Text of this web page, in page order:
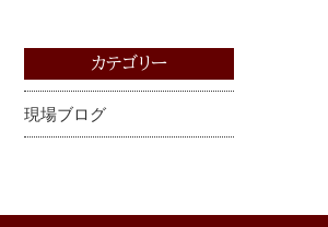
カテゴリー
現場ブログ